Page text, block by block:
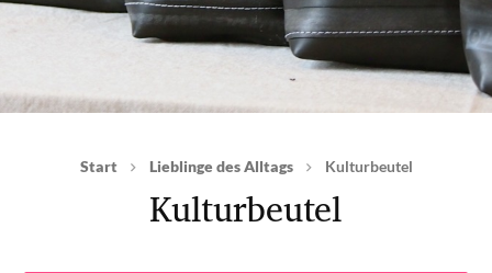
Start Lieblinge des Alltags Kulturbeutel
Kulturbeutel